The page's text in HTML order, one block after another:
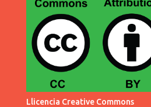
Llicencia Creative Commons